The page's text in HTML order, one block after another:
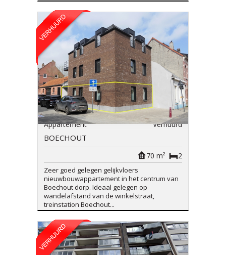
Appartement Verhuurd
BOECHOUT
2
70 m²
Zeer goed gelegen gelijkvloers
nieuwbouwappartement in het centrum van
Boechout dorp. Ideaal gelegen op
wandelafstand van de winkelstraat,
treinstation Boechout...